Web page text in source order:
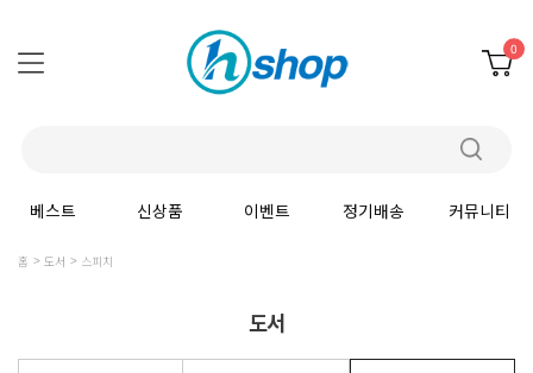
0
베스트 신상품 이벤트 정기배송 커뮤니티
홈 도서 스피치
도서